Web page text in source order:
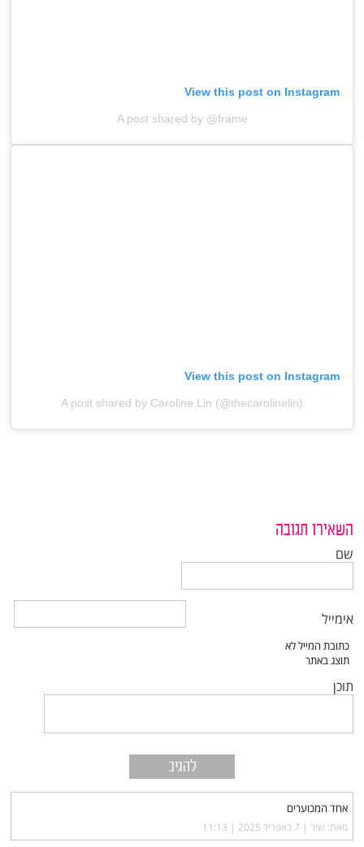
View this post on Instagram
A post shared by @frame
View this post on Instagram
A post shared by Caroline Lin (@thecarolinelin)
השאירו תגובה
שם
אימייל
תוכן
אחד המכוערים
מאת: שיר |‏ 7 באפריל 2025 | 11:13